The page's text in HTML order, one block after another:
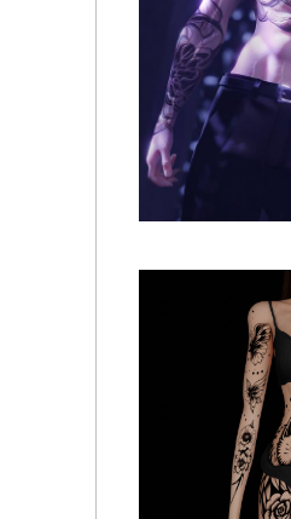
Female tattoo #12